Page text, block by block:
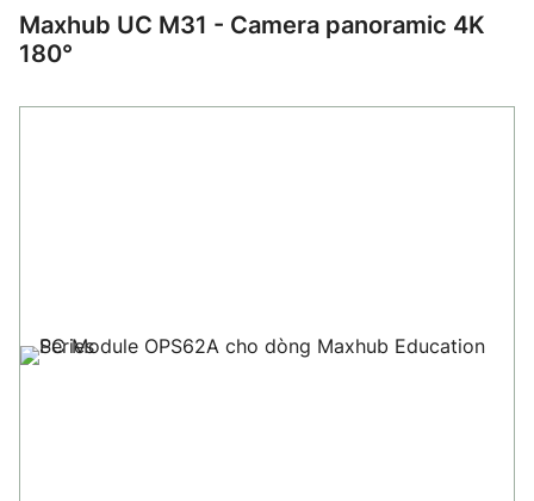
Maxhub UC M31 - Camera panoramic 4K
180°